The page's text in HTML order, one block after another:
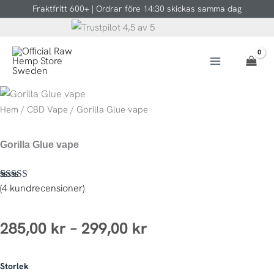
Fraktfritt 600+ | Ordrar före 14:30 skickas samma dag
Hem / CBD Vape / Gorilla Glue vape
Gorilla Glue vape
Betygsatt
4
(4 kundrecensioner)
285,00 kr – 299,00 krPrisintervall:
Storlek
Gorilla